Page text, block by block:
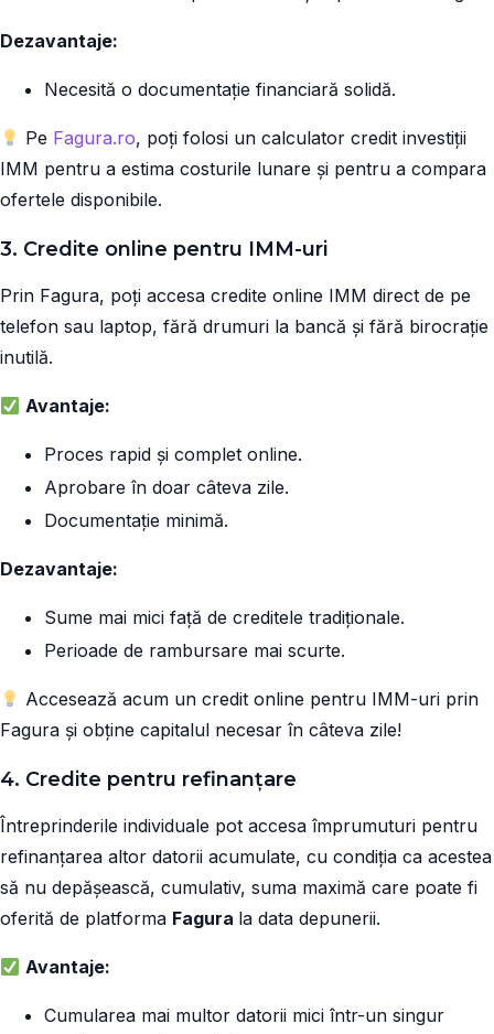
Dezavantaje:
Necesită o documentație financiară solidă.
Pe Fagura.ro, poți folosi un calculator credit investiții
IMM pentru a estima costurile lunare și pentru a compara
ofertele disponibile.
3. Credite online pentru IMM-uri
Prin Fagura, poți accesa credite online IMM direct de pe
telefon sau laptop, fără drumuri la bancă și fără birocrație
inutilă.
Avantaje:
Proces rapid și complet online.
Aprobare în doar câteva zile.
Documentație minimă.
Dezavantaje:
Sume mai mici față de creditele tradiționale.
Perioade de rambursare mai scurte.
Accesează acum un credit online pentru IMM-uri prin
Fagura și obține capitalul necesar în câteva zile!
4. Credite pentru refinanțare
Întreprinderile individuale pot accesa împrumuturi pentru
refinanțarea altor datorii acumulate, cu condiția ca acestea
să nu depășească, cumulativ, suma maximă care poate fi
oferită de platforma Fagura la data depunerii.
Avantaje:
Cumularea mai multor datorii mici într-un singur